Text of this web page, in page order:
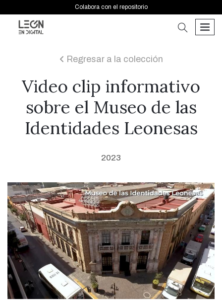
Colabora con el repositorio
buscar
icon
Regresar a la colección
Video clip informativo
sobre el Museo de las
Identidades Leonesas
2023